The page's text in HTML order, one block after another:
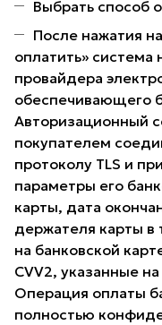
Выбрать способ
После нажатия
оплатить» система
провайдера
обеспечивающего
Авторизационный
покупателем
протоколу TLS и
параметры его
карты, дата
держателя карты в
на банковской
CVV2, указанные
Операция оплаты
полностью